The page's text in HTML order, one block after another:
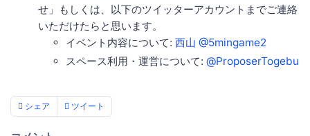
せ」もしくは、以下のツイッターアカウントまでご連絡
いただけたらと思います。
イベント内容について: 西山 @5mingame2
スペース利用・運営について: @ProposerTogebu
シェア ツイート